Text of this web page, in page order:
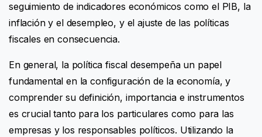
seguimiento de indicadores económicos como el PIB, la
inflación y el desempleo, y el ajuste de las políticas
fiscales en consecuencia.
En general, la política fiscal desempeña un papel
fundamental en la configuración de la economía, y
comprender su definición, importancia e instrumentos
es crucial tanto para los particulares como para las
empresas y los responsables políticos. Utilizando la